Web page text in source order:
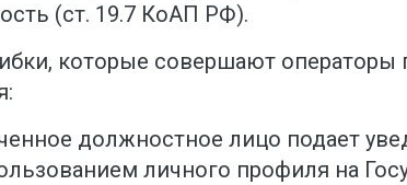
(ст. 19.7 КоАП РФ).
которые совершают операторы
должностное лицо подает
личного профиля на